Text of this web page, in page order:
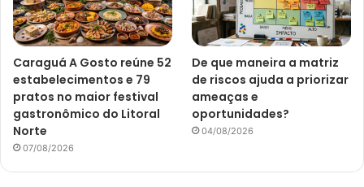
Caraguá A Gosto reúne 52
estabelecimentos e 79
pratos no maior festival
gastronômico do Litoral
Norte
07/08/2026
De que maneira a matriz
de riscos ajuda a priorizar
ameaças e
oportunidades?
04/08/2026